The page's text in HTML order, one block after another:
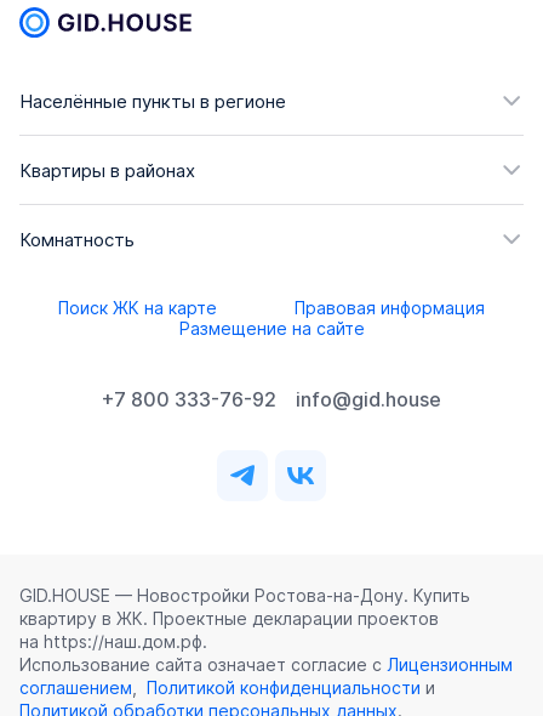
Населённые пункты в регионе
Квартиры в районах
Комнатность
Поиск ЖК на карте
Правовая информация
Размещение на сайте
+7 800 333-76-92 info@gid.house
GID.HOUSE — Новостройки Ростова‑на‑Дону. Купить
квартиру в ЖК. Проектные декларации проектов
на https://наш.дом.рф.
Использование сайта означает согласие с Лицензионным
соглашением
Политикой конфиденциальности и
Политикой обработки персональных данных.